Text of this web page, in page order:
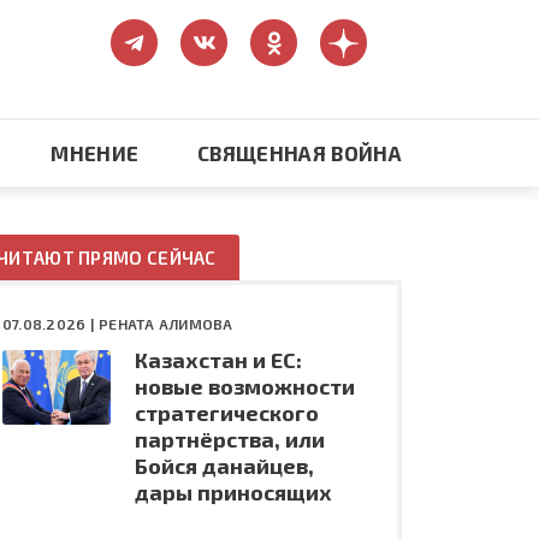
Конфликт на Украине
МНЕНИЕ СВЯЩЕННАЯ ВОЙНА
ПРЯМО СЕЙЧАС
07.08.2026 | РЕНАТА АЛИМОВА
Казахстан и ЕС:
новые возможности
стратегического
партнёрства, или
Бойся данайцев,
дары приносящих